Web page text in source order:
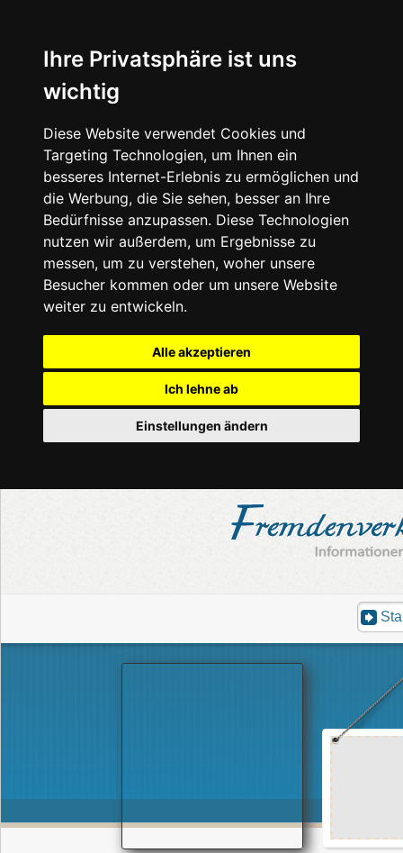
Ihre Privatsphäre ist uns
wichtig
Diese Website verwendet Cookies und
Targeting Technologien, um Ihnen ein
besseres Internet-Erlebnis zu ermöglichen und
die Werbung, die Sie sehen, besser an Ihre
Bedürfnisse anzupassen. Diese Technologien
nutzen wir außerdem, um Ergebnisse zu
messen, um zu verstehen, woher unsere
Besucher kommen oder um unsere Website
weiter zu entwickeln.
Alle akzeptieren
Ich lehne ab
Einstellungen ändern